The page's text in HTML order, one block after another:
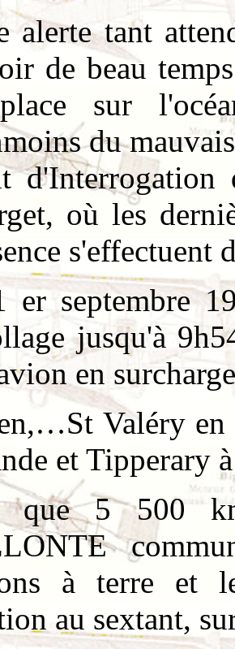
alerte tant
de beau
sur
du
où les
s'effectuent
er septembre
jusqu'à
en
Valéry
et Tipperary
que 5 500
à terre et
au sextant,